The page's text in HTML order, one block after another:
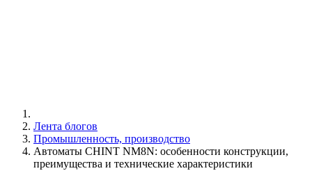
Лента блогов
Промышленность, производство
Автоматы CHINT NM8N: особенности конструкции,
преимущества и технические характеристики